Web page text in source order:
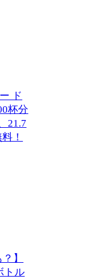
ド
杯分
21.7
！
】
トル